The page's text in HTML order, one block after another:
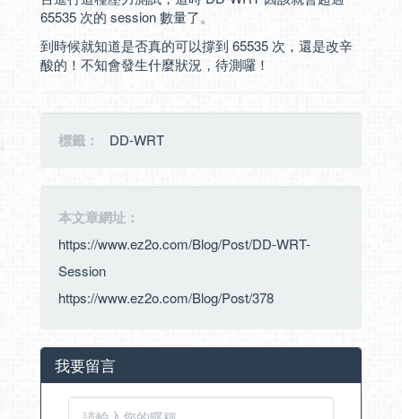
65535 次的 session 數量了。
到時候就知道是否真的可以撐到 65535 次，還是改辛
酸的！不知會發生什麼狀況，待測囉！
標籤： DD-WRT
本文章網址：
https://www.ez2o.com/Blog/Post/DD-WRT-
Session
https://www.ez2o.com/Blog/Post/378
我要留言